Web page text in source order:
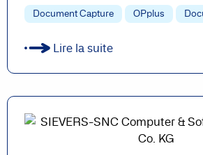
Document Capture OPplus
Lire la suite